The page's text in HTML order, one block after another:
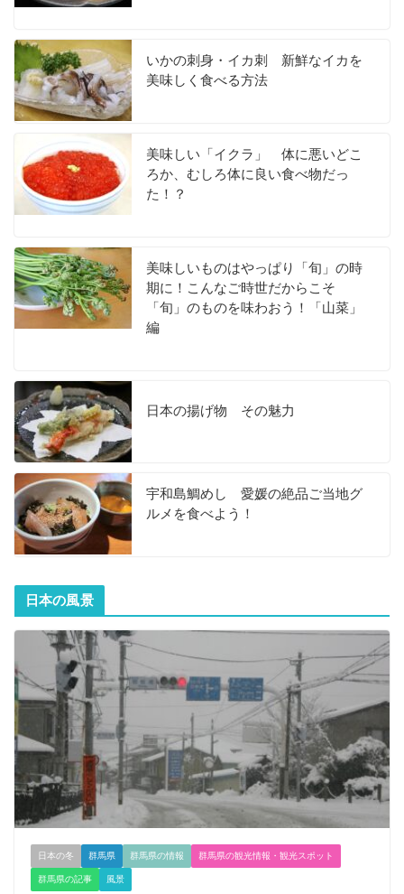
いかの刺身・イカ刺 新鮮なイカを
美味しく食べる方法
美味しい「イクラ」 体に悪いどこ
ろか、むしろ体に良い食べ物だっ
た！？
美味しいものはやっぱり「旬」の時
期に！こんなご時世だからこそ
「旬」のものを味わおう！「山菜」
編
日本の揚げ物 その魅力
宇和島鯛めし 愛媛の絶品ご当地グ
ルメを食べよう！
日本の風景
日本の冬 群馬県 群馬県の情報 群馬県の観光情報・観光スポット
群馬県の記事 風景